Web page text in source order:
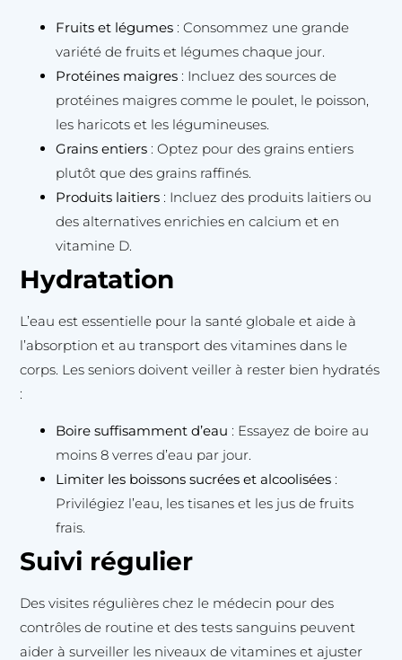
Fruits et légumes : Consommez une grande
variété de fruits et légumes chaque jour.
Protéines maigres : Incluez des sources de
protéines maigres comme le poulet, le poisson,
les haricots et les légumineuses.
Grains entiers : Optez pour des grains entiers
plutôt que des grains raffinés.
Produits laitiers : Incluez des produits laitiers ou
des alternatives enrichies en calcium et en
vitamine D.
Hydratation
L’eau est essentielle pour la santé globale et aide à
l’absorption et au transport des vitamines dans le
corps. Les seniors doivent veiller à rester bien hydratés
:
Boire suffisamment d’eau : Essayez de boire au
moins 8 verres d’eau par jour.
Limiter les boissons sucrées et alcoolisées :
Privilégiez l’eau, les tisanes et les jus de fruits
frais.
Suivi régulier
Des visites régulières chez le médecin pour des
contrôles de routine et des tests sanguins peuvent
aider à surveiller les niveaux de vitamines et ajuster